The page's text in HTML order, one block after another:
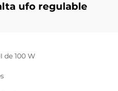
ufo regulable
de 100 W